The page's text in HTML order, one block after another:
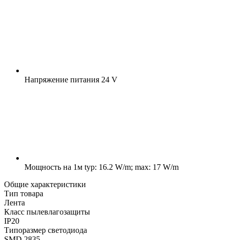
Напряжение питания 24 V
Мощность на 1м typ: 16.2 W/m; max: 17 W/m
Общие характеристики
Тип товара
Лента
Класс пылевлагозащиты
IP20
Типоразмер светодиода